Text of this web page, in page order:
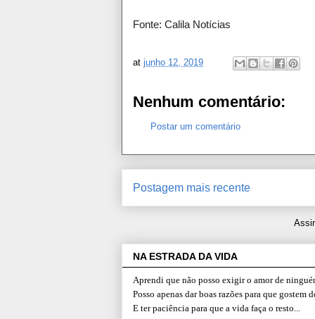
Fonte: Calila Notícias
at junho 12, 2019
Nenhum comentário:
Postar um comentário
Postagem mais recente
NA ESTRADA DA VIDA
Aprendi que não posso exigir o amor de
Posso apenas dar boas razões para que gostem
E ter paciência para que a vida faça o resto...